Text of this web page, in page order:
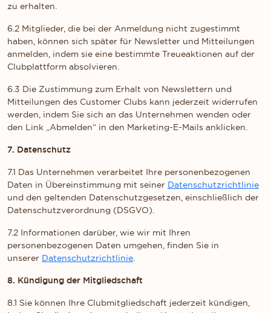
zu erhalten.
6.2 Mitglieder, die bei der Anmeldung nicht zugestimmt
haben, können sich später für Newsletter und Mitteilungen
anmelden, indem sie eine bestimmte Treueaktionen auf der
Clubplattform absolvieren.
6.3 Die Zustimmung zum Erhalt von Newslettern und
Mitteilungen des Customer Clubs kann jederzeit widerrufen
werden, indem Sie sich an das Unternehmen wenden oder
den Link „Abmelden“ in den Marketing-E-Mails anklicken.
7. Datenschutz
7.1 Das Unternehmen verarbeitet Ihre personenbezogenen
Daten in Übereinstimmung mit seiner Datenschutzrichtlinie
und den geltenden Datenschutzgesetzen, einschließlich der
Datenschutzverordnung (DSGVO).
7.2 Informationen darüber, wie wir mit Ihren
personenbezogenen Daten umgehen, finden Sie in
unserer Datenschutzrichtlinie.
8. Kündigung der Mitgliedschaft
8.1 Sie können Ihre Clubmitgliedschaft jederzeit kündigen,